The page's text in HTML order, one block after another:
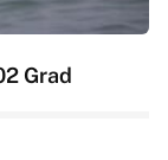
Grad